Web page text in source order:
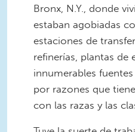
Bronx, N.Y., donde
estaban agobiadas
estaciones de
refinerías, plantas de
innumerables
por razones que
con las razas y las